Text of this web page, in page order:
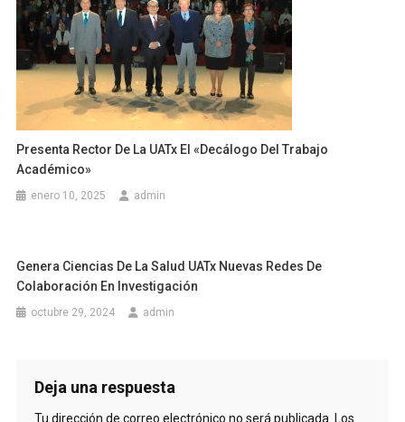
Presenta Rector De La UATx El «Decálogo Del Trabajo
Académico»
enero 10, 2025 admin
Genera Ciencias De La Salud UATx Nuevas Redes De
Colaboración En Investigación
octubre 29, 2024 admin
Deja una respuesta
Tu dirección de correo electrónico no será publicada. Los